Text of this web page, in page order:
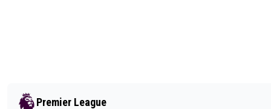
Premier League